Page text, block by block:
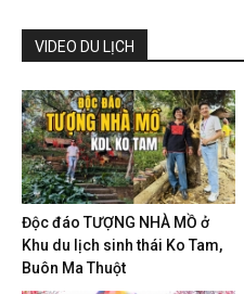
VIDEO DU LỊCH
Độc đáo TƯỢNG NHÀ MỒ ở
Khu du lịch sinh thái Ko Tam,
Buôn Ma Thuột